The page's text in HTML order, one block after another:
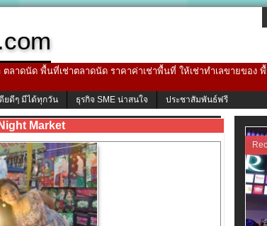
ลาดนัด พื้นที่เช่าตลาดนัด ราคาค่าเช่าพื้นที่ ให้เช่าทำเลขายของ
ยดีๆ มีได้ทุกวัน ธุรกิจ SME น่าสนใจ ประชาสัมพันธ์ฟรี
Market